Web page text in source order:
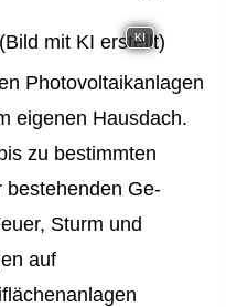
KI
Photovoltaikanlagen
eigenen Hausdach.
zu bestimmten
bestehenden Ge­
Sturm und
auf